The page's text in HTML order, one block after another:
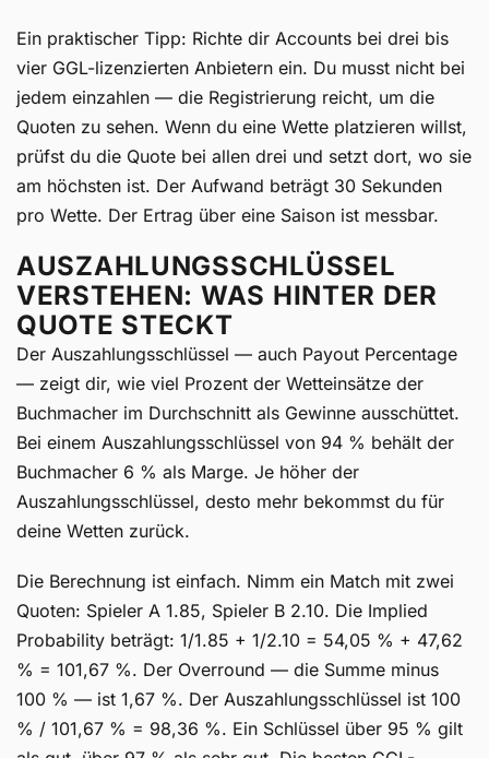
Ein praktischer Tipp: Richte dir Accounts bei drei bis
vier GGL-lizenzierten Anbietern ein. Du musst nicht bei
jedem einzahlen — die Registrierung reicht, um die
Quoten zu sehen. Wenn du eine Wette platzieren willst,
prüfst du die Quote bei allen drei und setzt dort, wo sie
am höchsten ist. Der Aufwand beträgt 30 Sekunden
pro Wette. Der Ertrag über eine Saison ist messbar.
AUSZAHLUNGSSCHLÜSSEL
VERSTEHEN: WAS HINTER DER
QUOTE STECKT
Der Auszahlungsschlüssel — auch Payout Percentage
— zeigt dir, wie viel Prozent der Wetteinsätze der
Buchmacher im Durchschnitt als Gewinne ausschüttet.
Bei einem Auszahlungsschlüssel von 94 % behält der
Buchmacher 6 % als Marge. Je höher der
Auszahlungsschlüssel, desto mehr bekommst du für
deine Wetten zurück.
Die Berechnung ist einfach. Nimm ein Match mit zwei
Quoten: Spieler A 1.85, Spieler B 2.10. Die Implied
Probability beträgt: 1/1.85 + 1/2.10 = 54,05 % + 47,62
% = 101,67 %. Der Overround — die Summe minus
100 % — ist 1,67 %. Der Auszahlungsschlüssel ist 100
% / 101,67 % = 98,36 %. Ein Schlüssel über 95 % gilt